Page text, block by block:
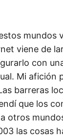
mundos
viene de
con
Mi afición
barreras
que los
otros
las cosas